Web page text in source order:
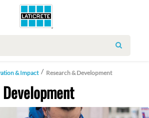
SEARCH
& Impact Research & Development